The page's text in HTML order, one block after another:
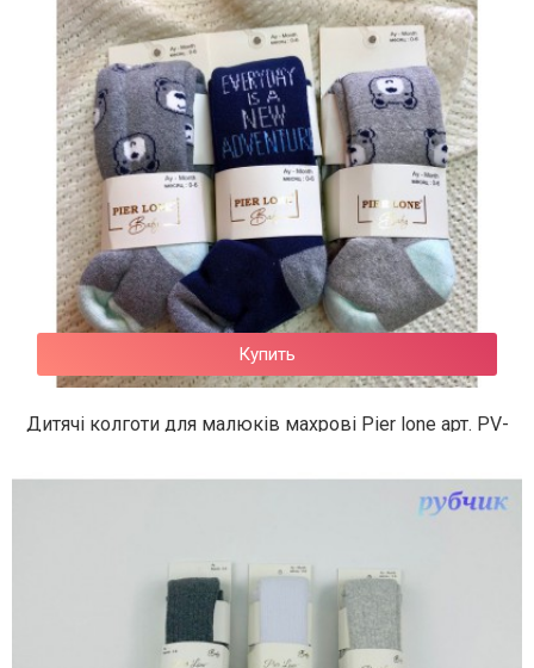
340 грн.
Купить
Дитячі колготи для малюків махрові Pier lone арт. PV-